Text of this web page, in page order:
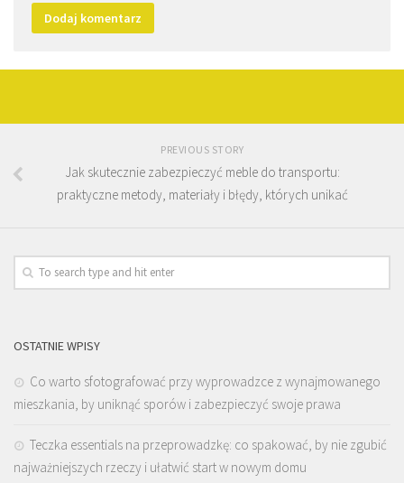
PREVIOUS STORY
Jak skutecznie zabezpieczyć meble do transportu:
praktyczne metody, materiały i błędy, których unikać
OSTATNIE WPISY
Co warto sfotografować przy wyprowadzce z wynajmowanego
mieszkania, by uniknąć sporów i zabezpieczyć swoje prawa
Teczka essentials na przeprowadzkę: co spakować, by nie zgubić
najważniejszych rzeczy i ułatwić start w nowym domu